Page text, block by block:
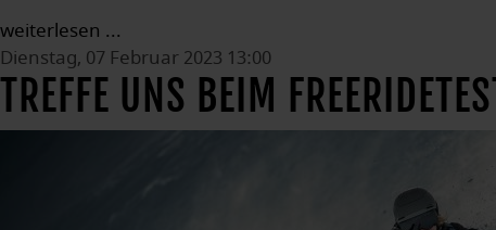
weiterlesen ...
Dienstag, 07 Februar 2023 13:00
TREFFE UNS BEIM